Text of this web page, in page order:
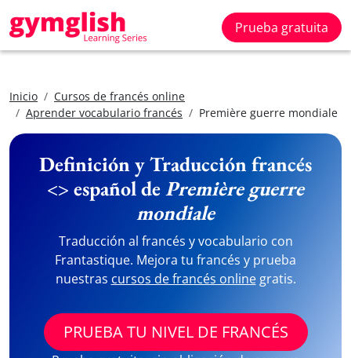
Prueba gratuita
Inicio
Cursos de francés online
Aprender vocabulario francés
Première guerre mondiale
Definición y Traducción francés
<> español dePremière guerre
mondiale
Traducción al francés y vocabulario con
Frantastique. Mejora tu francés y prueba
nuestras cursos de francés onlinegratis.
PRUEBA TU NIVEL DE FRANCÉS